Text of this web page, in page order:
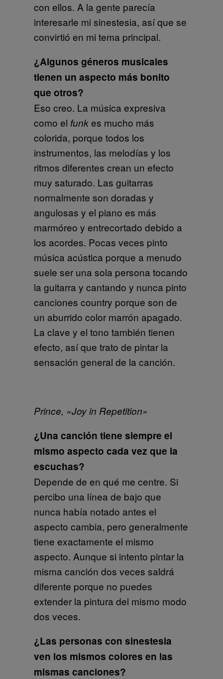
con ellos. A la gente parecía
interesarle mi sinestesia, así que se
convirtió en mi tema principal.
¿Algunos géneros musicales
tienen un aspecto más bonito
que otros?
Eso creo. La música expresiva
como el funkes mucho más
colorida, porque todos los
instrumentos, las melodías y los
ritmos diferentes crean un efecto
muy saturado. Las guitarras
normalmente son doradas y
angulosas y el piano es más
marmóreo y entrecortado debido a
los acordes. Pocas veces pinto
música acústica porque a menudo
suele ser una sola persona tocando
la guitarra y cantando y nunca pinto
canciones country porque son de
un aburrido color marrón apagado.
La clave y el tono también tienen
efecto, así que trato de pintar la
sensación general de la canción.
Prince, «Joy in Repetition»
¿Una canción tiene siempre el
mismo aspecto cada vez que la
escuchas?
Depende de en qué me centre. Si
percibo una línea de bajo que
nunca había notado antes el
aspecto cambia, pero generalmente
tiene exactamente el mismo
aspecto. Aunque si intento pintar la
misma canción dos veces saldrá
diferente porque no puedes
extender la pintura del mismo modo
dos veces.
¿Las personas con sinestesia
ven los mismos colores en las
mismas canciones?